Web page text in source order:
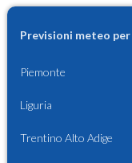
Previsioni meteo
Piemonte
Liguria
Trentino Alto Adige